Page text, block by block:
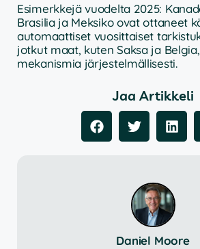
Esimerkkejä vuodelta 2025:
Brasilia ja Meksiko ovat ottaneet
automaattiset vuosittaiset
jotkut maat, kuten Saksa ja
mekanismia järjestelmällisesti.
Jaa Artikkeli
Daniel Moore